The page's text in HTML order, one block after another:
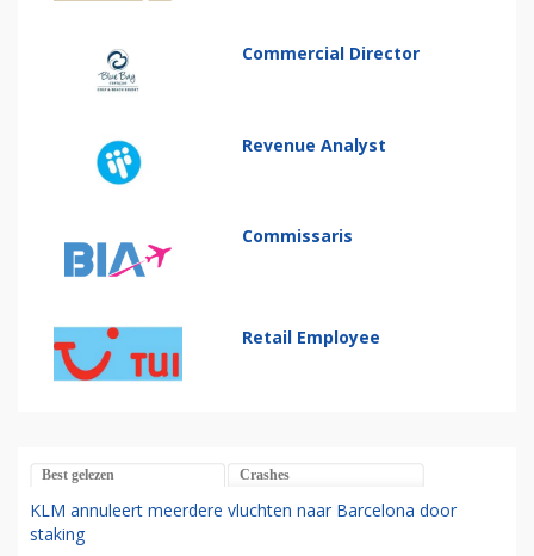
Commercial Director
Revenue Analyst
Commissaris
Retail Employee
Best gelezen Crashes
KLM annuleert meerdere vluchten naar Barcelona door
staking